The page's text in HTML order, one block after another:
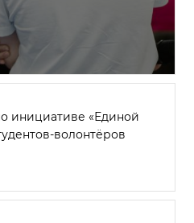
инициативе «Единой
волонтёров